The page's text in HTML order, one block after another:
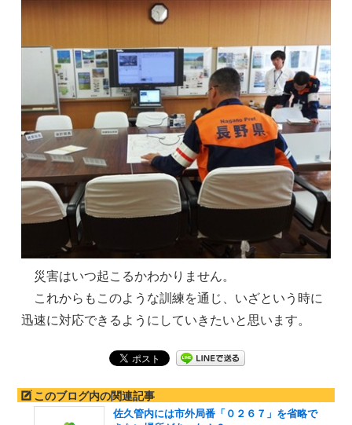
災害はいつ起こるかわかりません。
これからもこのような訓練を通じ、いざという時に
迅速に対応できるようにしていきたいと思います。
このブログ内の関連記事
佐久管内には市外局番「０２６７」を省略で